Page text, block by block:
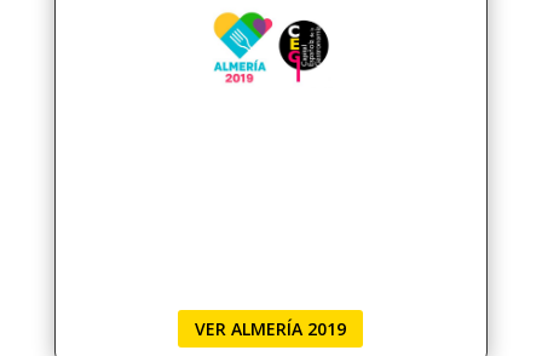
VER ALMERÍA 2019